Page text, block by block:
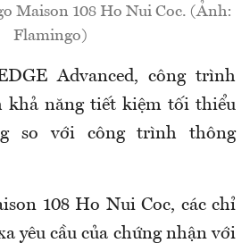
Maison 108 Ho Nui Coc. (Ảnh:
Flamingo)
Advanced, công trình
khả năng tiết kiệm tối thiểu
so với công trình thông
108 Ho Nui Coc, các chỉ
yêu cầu của chứng nhận với